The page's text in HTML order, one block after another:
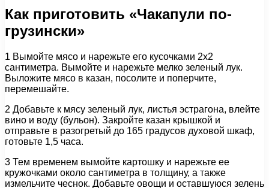
Как приготовить «Чакапули по-
грузински»
1 Вымойте мясо и нарежьте его кусочками 2х2
сантиметра. Вымойте и нарежьте мелко зеленый лук.
Выложите мясо в казан, посолите и поперчите,
перемешайте.
2 Добавьте к мясу зеленый лук, листья эстрагона, влейте
вино и воду (бульон). Закройте казан крышкой и
отправьте в разогретый до 165 градусов духовой шкаф,
готовьте 1,5 часа.
3 Тем временем вымойте картошку и нарежьте ее
кружочками около сантиметра в толщину, а также
измельчите чеснок. Добавьте овощи и оставшуюся зелень